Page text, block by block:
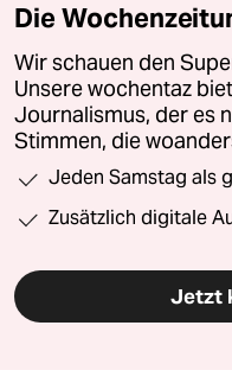
Die
Wir schauen den
Unsere wochentaz
Journalismus, der es
Stimmen, die
Jeden Samstag als
Zusätzlich digitale
Jetzt